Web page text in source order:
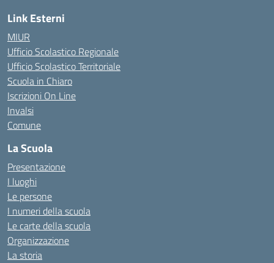
Link Esterni
MIUR
Ufficio Scolastico Regionale
Ufficio Scolastico Territoriale
Scuola in Chiaro
Iscrizioni On Line
Invalsi
Comune
La Scuola
Presentazione
I luoghi
Le persone
I numeri della scuola
Le carte della scuola
Organizzazione
La storia